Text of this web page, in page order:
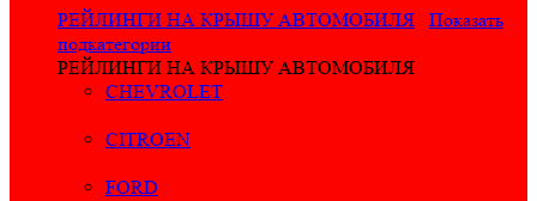
РЕЙЛИНГИ НА КРЫШУ АВТОМОБИЛЯ
Показать
подкатегории
РЕЙЛИНГИ НА КРЫШУ АВТОМОБИЛЯ
CHEVROLET
CITROEN
FORD